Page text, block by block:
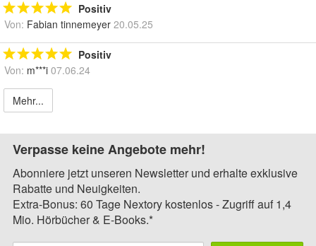
Positiv
Von: Fabian tinnemeyer 20.05.25
Positiv
Von: m***i 07.06.24
Mehr...
Verpasse keine Angebote mehr!
Abonniere jetzt unseren Newsletter und erhalte exklusive
Rabatte und Neuigkeiten.
Extra-Bonus: 60 Tage Nextory kostenlos - Zugriff auf 1,4
Mio. Hörbücher & E-Books.*